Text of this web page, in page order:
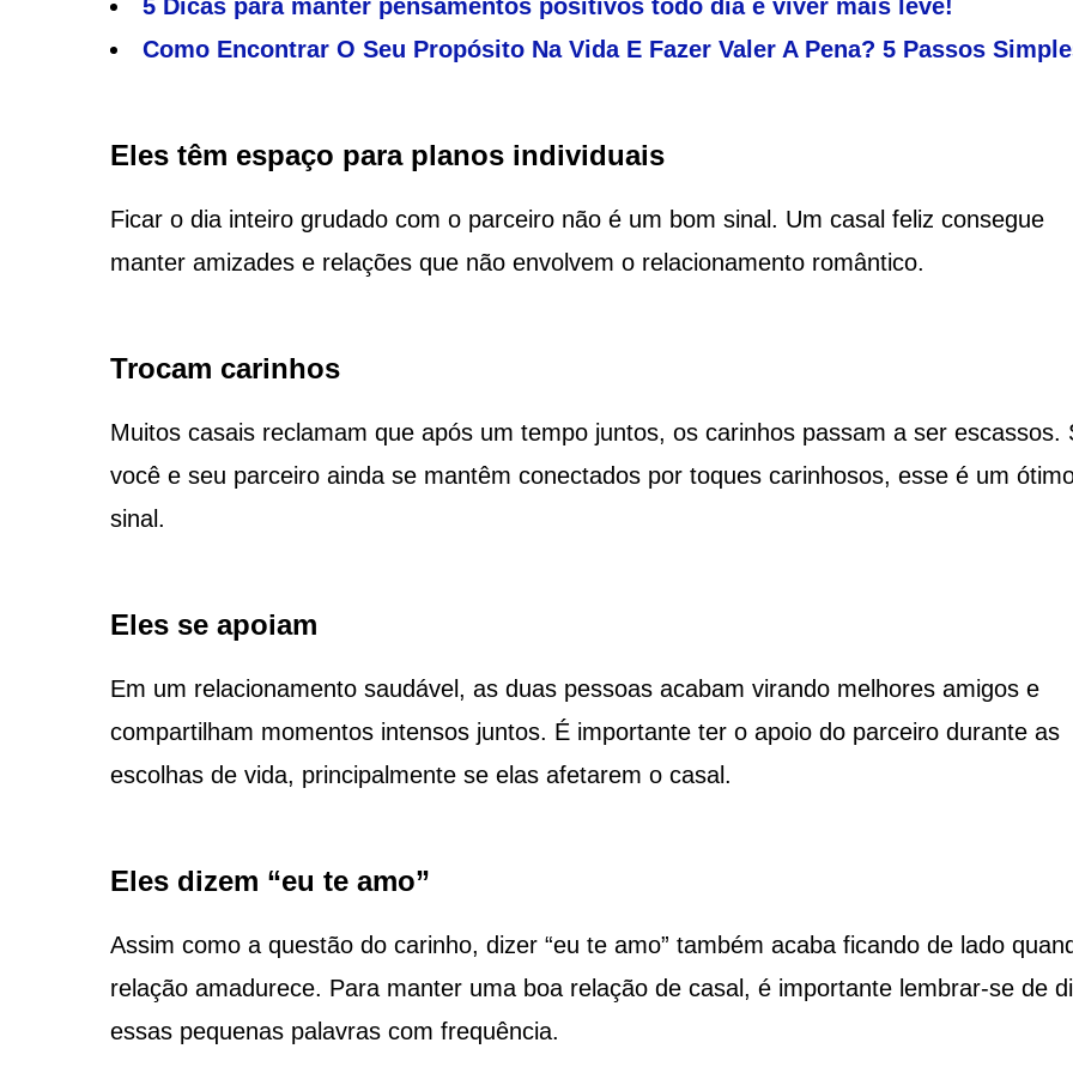
5 Dicas para manter pensamentos positivos todo dia e viver mais leve!
Como Encontrar O Seu Propósito Na Vida E Fazer Valer A Pena? 5 Passos
Eles têm espaço para planos individuais
Ficar o dia inteiro grudado com o parceiro não é um bom sinal. Um casal feliz consegue
manter amizades e relações que não envolvem o relacionamento romântico.
Trocam carinhos
Muitos casais reclamam que após um tempo juntos, os carinhos passam a ser escassos.
você e seu parceiro ainda se mantêm conectados por toques carinhosos, esse é um
sinal.
Eles se apoiam
Em um relacionamento saudável, as duas pessoas acabam virando melhores amigos e
compartilham momentos intensos juntos. É importante ter o apoio do parceiro durante as
escolhas de vida, principalmente se elas afetarem o casal.
Eles dizem “eu te amo”
Assim como a questão do carinho, dizer “eu te amo” também acaba ficando de lado
relação amadurece. Para manter uma boa relação de casal, é importante lembrar-se de
essas pequenas palavras com frequência.